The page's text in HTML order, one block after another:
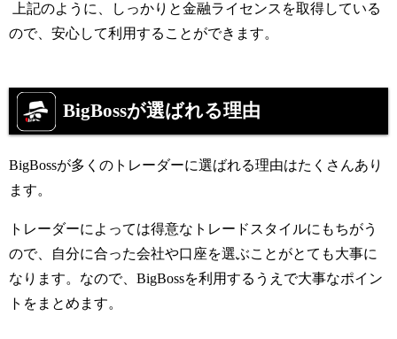
上記のように、しっかりと金融ライセンスを取得している
ので、安心して利用することができます。
BigBossが選ばれる理由
BigBossが多くのトレーダーに選ばれる理由はたくさんあり
ます。
トレーダーによっては得意なトレードスタイルにもちがう
ので、自分に合った会社や口座を選ぶことがとても大事に
なります。なので、 BigBossを利用するうえで大事なポイン
トをまとめます。